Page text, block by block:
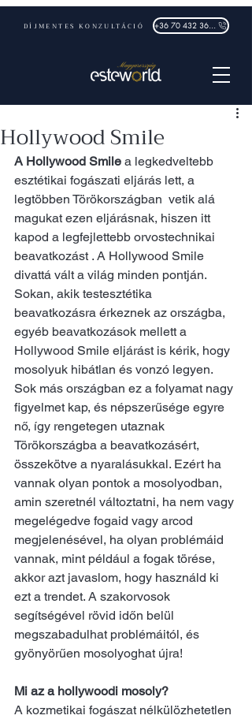
DÍJMENTES KONZULTÁCIÓ +36 70 432 3632
Hollywood Smile
A Hollywood Smile a legkedveltebb
esztétikai fogászati eljárás lett, a
legtöbben Törökországban  vetik alá
magukat ezen eljárásnak, hiszen itt
kapod a legfejlettebb orvostechnikai
beavatkozást . A Hollywood Smile
divattá vált a világ minden pontján.
Sokan, akik testesztétika
beavatkozásra érkeznek az országba,
egyéb beavatkozások mellett a
Hollywood Smile eljárást is kérik, hogy
mosolyuk hibátlan és vonzó legyen.
Sok más országban ez a folyamat nagy
figyelmet kap, és népszerűsége egyre
nő, így rengetegen utaznak
Törökországba a beavatkozásért,
összekötve a nyaralásukkal. Ezért ha
vannak olyan pontok a mosolyodban,
amin szeretnél változtatni, ha nem vagy
megelégedve fogaid vagy arcod
megjelenésével, ha olyan problémáid
vannak, mint például a fogak törése,
akkor azt javaslom, hogy használd ki
ezt a trendet. A szakorvosok
segítségével rövid időn belül
megszabadulhat problémáitól, és
gyönyörűen mosolyoghat újra!
Mi az a hollywoodi mosoly?
A kozmetikai fogászat nélkülözhetetlen